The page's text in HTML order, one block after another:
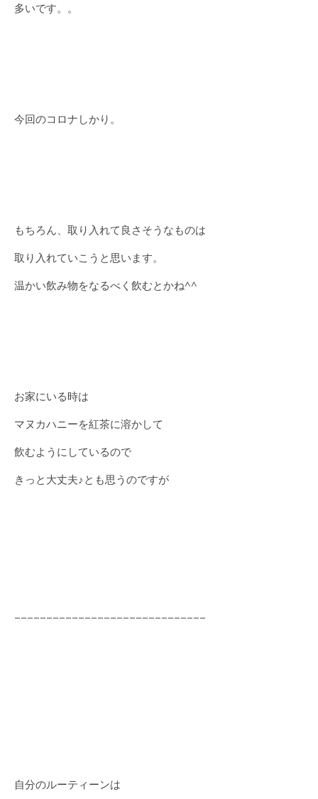
多いです。。
今回のコロナしかり。
もちろん、取り入れて良さそうなものは
取り入れていこうと思います。
温かい飲み物をなるべく飲むとかね^^
お家にいる時は
マヌカハニーを紅茶に溶かして
飲むようにしているので
きっと大丈夫♪とも思うのですが
−−−−−−−−−−−−−−−−−−−−−−−−−−−−−−
自分のルーティーンは